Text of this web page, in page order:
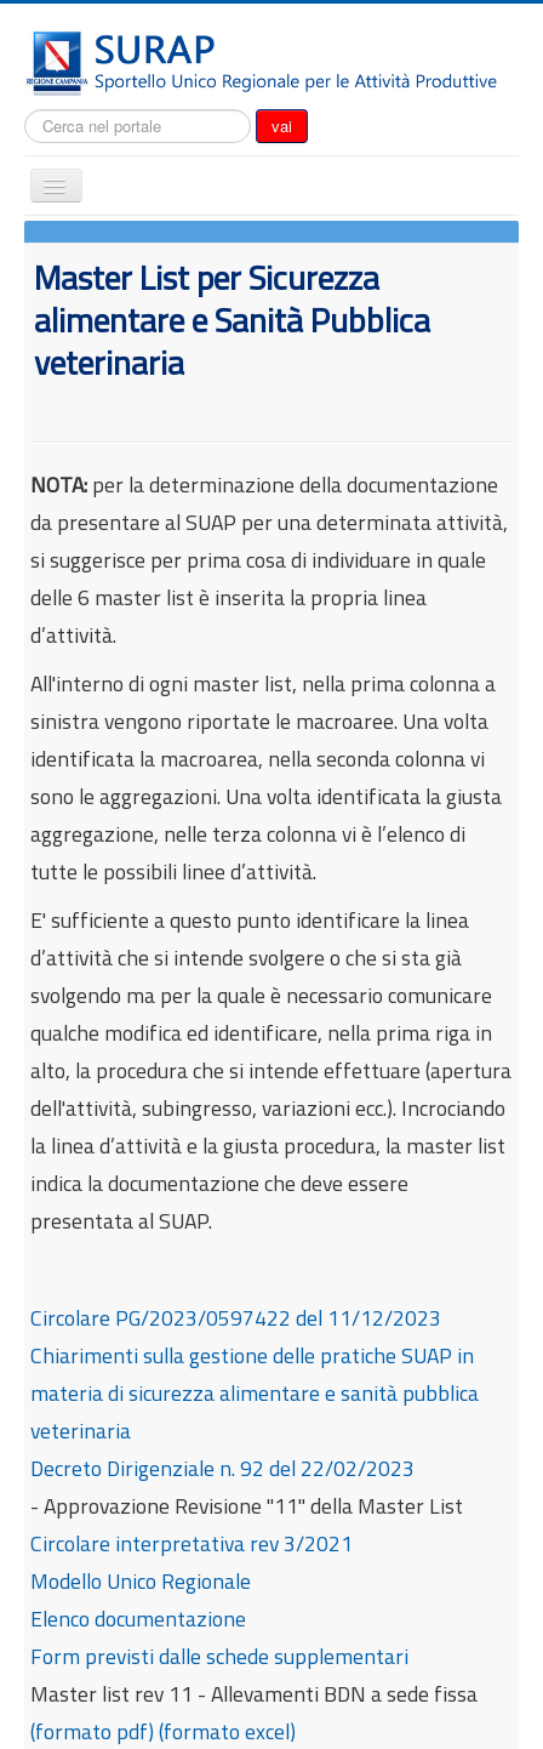
Cerca... vai
Cambia
navigazione
Notizie
Il SURAP
Normativa
Attrazione degli investimenti
Incentivi e agevolazioni
Internazionalizzazione
Eventi formativi
Glossario
Contatti
Sei qui: Home
Modulistica
Master List per Sicurezza alimentare e Sanità
Pubblica veterinaria
Master List per Sicurezza
alimentare e Sanità Pubblica
veterinaria
NOTA:per la determinazione della documentazione
da presentare al SUAP per una determinata attività,
si suggerisce per prima cosa di individuare in quale
delle 6 master list è inserita la propria linea
d’attività.
All'interno di ogni master list, nella prima colonna a
sinistra vengono riportate le macroaree. Una volta
identificata la macroarea, nella seconda colonna vi
sono le aggregazioni. Una volta identificata la giusta
aggregazione, nelle terza colonna vi è l’elenco di
tutte le possibili linee d’attività.
E' sufficiente a questo punto identificare la linea
d’attività che si intende svolgere o che si sta già
svolgendo ma per la quale è necessario comunicare
qualche modifica ed identificare, nella prima riga in
alto, la procedura che si intende effettuare (apertura
dell'attività, subingresso, variazioni ecc.). Incrociando
la linea d’attività e la giusta procedura, la master list
indica la documentazione che deve essere
presentata al SUAP.
Circolare PG/2023/0597422 del 11/12/2023
Chiarimenti sulla gestione delle pratiche SUAP in
materia di sicurezza alimentare e sanità pubblica
veterinaria
Decreto Dirigenziale n. 92 del 22/02/2023
- Approvazione Revisione "11" della Master List
Circolare interpretativa rev 3/2021
Modello Unico Regionale
Elenco documentazione
Form previsti dalle schede supplementari
Master list rev 11 - Allevamenti BDN a sede fissa
(formato pdf)(formato excel)